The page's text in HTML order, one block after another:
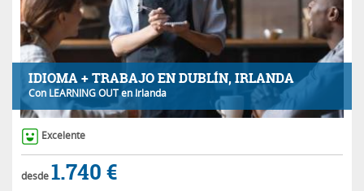
IDIOMA + TRABAJO EN DUBLÍN, IRLANDA
Con LEARNING OUTen Irlanda
Excelente
desde1.740 €